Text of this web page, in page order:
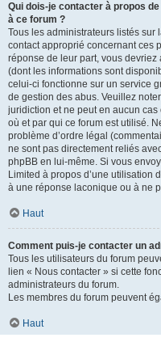
Qui dois-je contacter à propos
à ce forum ?
Tous les administrateurs listés sur
contact approprié concernant ces
réponse de leur part, vous
(dont les informations sont
celui-ci fonctionne sur un service
de gestion des abus. Veuillez
juridiction et ne peut en aucun
où et par qui ce forum est utilisé.
problème d’ordre légal
ne sont pas directement reliés
phpBB en lui-même. Si vous
Limited à propos d’une utilisation
à une réponse laconique ou à ne
Haut
Comment puis-je contacter un
Tous les utilisateurs du forum
lien « Nous contacter » si cette
administrateurs du forum.
Les membres du forum peuvent
Haut